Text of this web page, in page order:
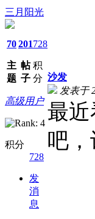
三月阳光
70
主
题
201
帖
子
728
积
分
高级用户
积分
728
发
消
息
沙发
发表于
最
吧